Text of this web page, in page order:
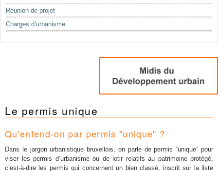
Réunion de projet
Charges d’urbanisme
Le permis unique
Qu'entend-on par permis "unique" ?
Dans le jargon urbanistique bruxellois, on parle de permis “unique” pour
viser les permis d’urbanisme ou de lotir relatifs au patrimoine protégé,
c’est-à-dire les permis qui concernent un bien classé, inscrit sur la liste